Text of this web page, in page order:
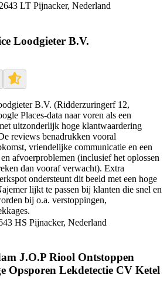
LT Pijnacker, Nederland
Loodgieter B.V.
B.V. (Ridderzuringerf 12,
Places-data naar voren als een
uitzonderlijk hoge klantwaardering
reviews benadrukken vooral
vriendelijke communicatie en een
afvoerproblemen (inclusief het oplossen
dan vooraf verwacht). Extra
ondersteunt dit beeld met een hoge
lijkt te passen bij klanten die snel en
bij o.a. verstoppingen,
HS Pijnacker, Nederland
J.O.P Riool Ontstoppen
Opsporen Lekdetectie CV Ketel